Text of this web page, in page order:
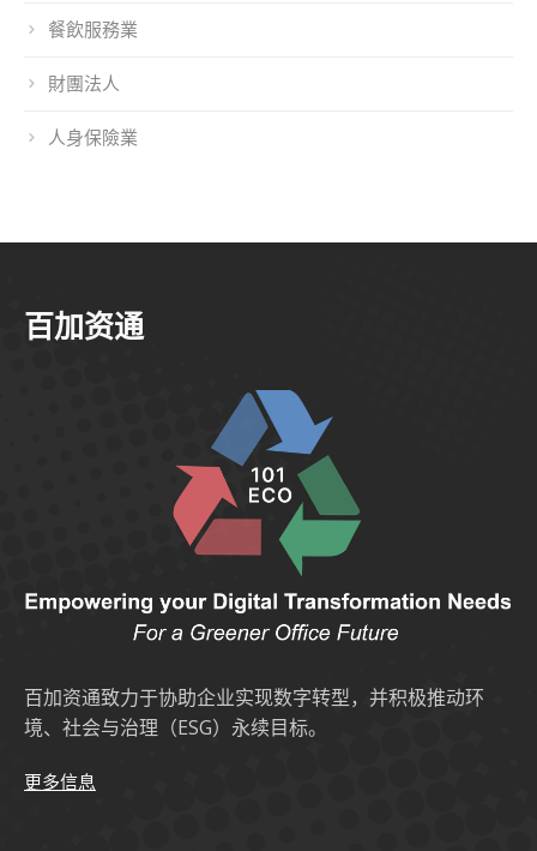
餐飲服務業
財團法人
人身保險業
百加资通
百加资通致力于协助企业实现数字转型，并积极推动环
境、社会与治理（ESG）永续目标。
更多信息